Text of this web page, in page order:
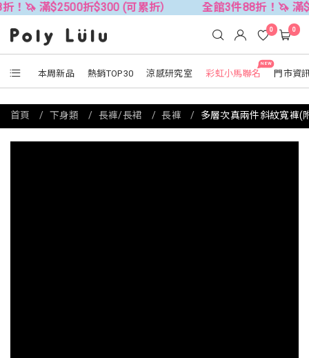
折$300 (可累折） 全館3件88折！🦄 滿$2500折
本周新品 熱銷TOP30 涼感研究室
NEW
彩虹小馬聯名 門市資
0 0
首頁 下身類 長褲/長裙 長褲 多層次真兩件斜紋寬褲(